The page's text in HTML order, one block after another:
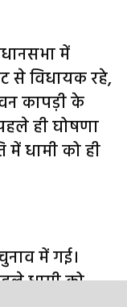
में
से विधायक रहे,
कापड़ी के
ही घोषणा
में धामी को ही
में गई।
धामी को